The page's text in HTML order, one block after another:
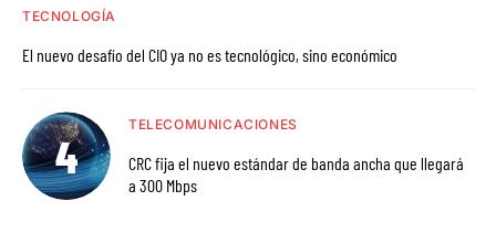
TECNOLOGÍA
El nuevo desafío del CIO ya no es tecnológico, sino económico
TELECOMUNICACIONES
CRC fija el nuevo estándar de banda ancha que llegará
a 300 Mbps